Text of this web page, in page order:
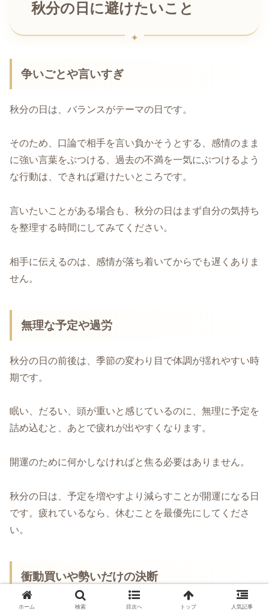
秋分の日に避けたいこと
争いごとや言いすぎ
秋分の日は、バランスがテーマの日です。
そのため、口論で相手を言い負かそうとする、感情のまま
に強い言葉をぶつける、過去の不満を一気にぶつけるよう
な行動は、できれば避けたいところです。
言いたいことがある場合も、秋分の日はまず自分の気持ち
を整理する時間にしてみてください。
相手に伝えるのは、感情が落ち着いてからでも遅くありま
せん。
無理な予定や過労
秋分の日の前後は、季節の変わり目で体調が揺れやすい時
期です。
眠い、だるい、頭が重いと感じているのに、無理に予定を
詰め込むと、あとで疲れが出やすくなります。
開運のために何かしなければと焦る必要はありません。
秋分の日は、予定を増やすより減らすことが開運になる日
です。疲れているなら、休むことを最優先にしてくださ
い。
衝動買いや勢いだけの決断
秋分の日は、これまでの流れを見直す日です。
ホーム 検索 目次へ トップ 人気記事